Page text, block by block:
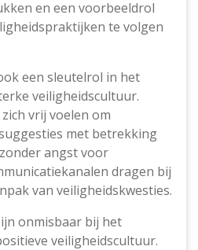
en een voorbeeldrol
te volgen
een sleutelrol in het
veiligheidscultuur.
vrij voelen om
met betrekking
angst voor
dragen bij
van veiligheidskwesties.
onmisbaar bij het
veiligheidscultuur.